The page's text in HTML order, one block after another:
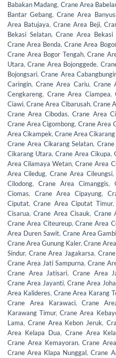
Babakan Madang, Crane Area
Bantar Gebang,Crane Area
Area Batujaya, Crane Area Beji,
Bekasi Selatan,Crane Area Bekasi
Crane Area Benda,Crane Area
Crane Area Bogor Tengah,Crane
Utara,Crane Area Bojonggede,
Bojongsari,Crane Area
Caringin,Crane Area Cariu, Crane
Cengkareng, Crane Area Ciampea,
Ciawi,Crane Area Cibarusah, Crane
Crane Area Cibodas,Crane Area
Crane Area Cigombong, Crane Area
Area Cikampek,Crane Area
Crane Area Cikarang Selatan,
Cikarang Utara, Crane Area Cikupa,
Area Cilamaya Wetan,Crane Area
Area Ciledug, Crane Area Cileungsi
Cilodong, Crane Area Cimanggis,
Ciomas, Crane Area Cipayung,
Ciputat,Crane Area Ciputat Timur
Cisarua,Crane Area Cisauk, Crane
Crane Area Citeureup,Crane Area
Area Duren Sawit, Crane Area
Crane Area Gunung Kaler, Crane
Sindur, Crane Area Jagakarsa,
Crane Area Jati Sampurna, Crane
Crane Area Jatisari, Crane Area
Crane Area Jayanti, Crane Area
Area Kalideres, Crane Area Karang
Crane Area Karawaci,Crane
Karawang Timur,Crane Area
Lama, Crane Area Kebon Jeruk,
Area Kelapa Dua, Crane Area
Crane Area Kemayoran,Crane
Crane Area Klapa Nunggal,Crane